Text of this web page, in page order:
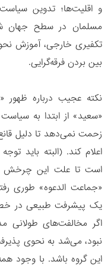
و اقلیت‌ها؛ تدوین
مسلمان در سطح جهان
تکفیری خارجی، آموزش
بین بردن فرقه‌گرایی.
نکته عجیب درباره
«سعید» از ابتدا به
زحمت نمی‌دهد تا دلیل
اعلام کند. (البته باید
است تا علت این چرخش
«جماعت الدعوه» طوری
یک پیشرفت طبیعی در
اگر مخالفت‌های طولانی
نبود، می‌شد به نحوی
این گروه باشد. با وجود